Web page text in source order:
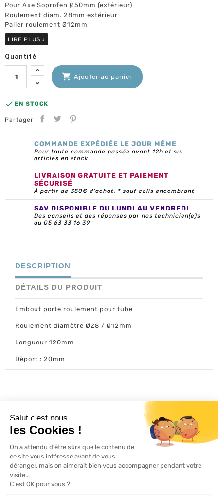
Pour Axe Soprofen Ø50mm (extérieur)
Roulement diam. 28mm extérieur
Palier roulement Ø12mm
LIRE PLUS ↓
Quantité
 Ajouter au panier
 EN STOCK
Partager
COMMANDE EXPÉDIÉE LE JOUR MÊME
Pour toute commande passée avant 12h et sur
articles en stock
LIVRAISON GRATUITE ET PAIEMENT
SÉCURISÉ
À partir de 350€ d’achat. * sauf colis encombrant
SAV DISPONIBLE DU LUNDI AU VENDREDI
Des conseils et des réponses par nos technicien(e)s
au 05 63 33 16 39
DESCRIPTION
DÉTAILS DU PRODUIT
Embout porte roulement pour tube
Roulement diamètre Ø28 / Ø12mm
Longueur 120mm
Dèport : 20mm
L'ACTU 100% VOLET ROULANT

SERVICES
INFORMATIONS